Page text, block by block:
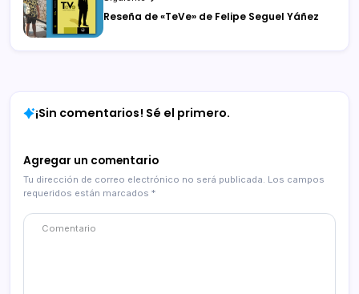
Reseña de «TeVe» de Felipe Seguel Yáñez
¡Sin comentarios! Sé el primero.
Agregar un comentario
Tu dirección de correo electrónico no será publicada. Los campos
requeridos están marcados *